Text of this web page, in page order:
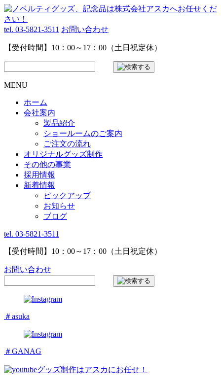
tel. 03-5821-3511 お問い合わせ
【受付時間】10：00～17：00（土日祝定休）
MENU
ホーム
会社案内
製品紹介
ショールームのご案内
ご注文の流れ
オリジナルグッズ制作
その他の事業
採用情報
新着情報
ピックアップ
お知らせ
ブログ
tel. 03-5821-3511
【受付時間】10：00～17：00（土日祝定休）
お問い合わせ
＃asuka
＃GANAG
グッズ制作はアスカにお任せ！